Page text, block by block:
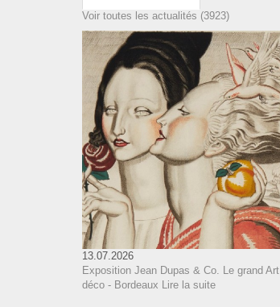
Voir toutes les actualités (3923)
13.07.2026
Exposition Jean Dupas & Co. Le grand Art
déco - Bordeaux Lire la suite